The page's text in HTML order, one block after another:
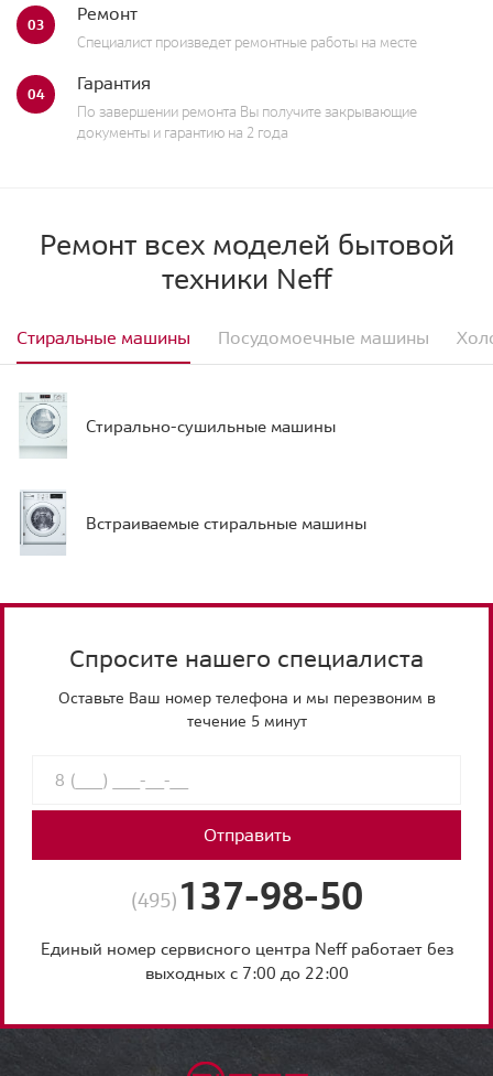
03 Ремонт
Специалист произведет ремонтные работы на месте
04 Гарантия
По завершении ремонта Вы получите закрывающие
документы и гарантию на 2 года
Ремонт всех моделей бытовой
техники Neff
Стиральные машины Посудомоечные машины
Стирально-сушильные машины
Встраиваемые стиральные машины
Спросите нашего специалиста
Оставьте Ваш номер телефона и мы перезвоним в
течение 5 минут
Отправить
(495) 137-98-50
Единый номер сервисного центра Neff работает без
выходных с 7:00 до 22:00